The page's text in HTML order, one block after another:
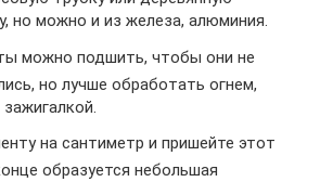
но можно и из железа, алюминия.
можно подшить, чтобы они не
но лучше обработать огнем,
на сантиметр и пришейте этот
образуется небольшая